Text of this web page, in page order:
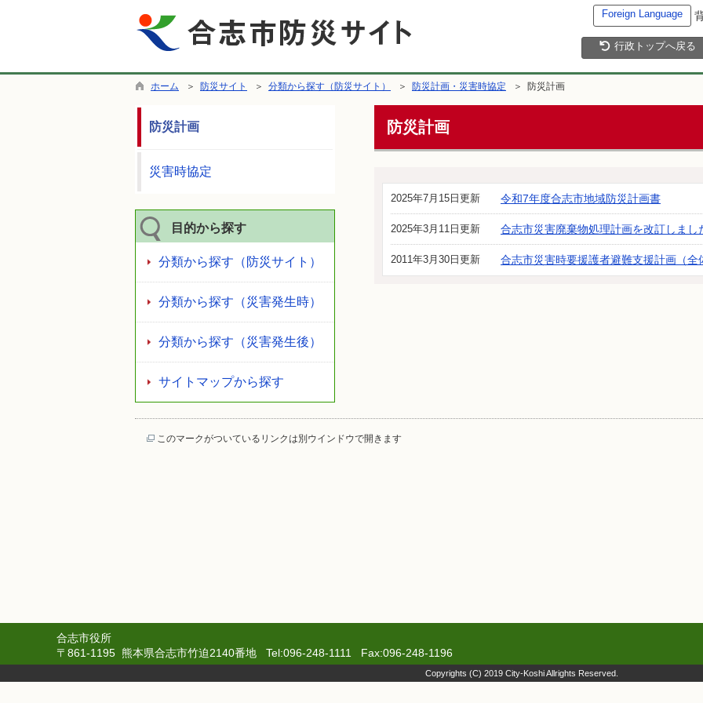
Foreign Language
行政トップへ戻る
ホーム ＞ 防災サイト ＞ 分類から探す（防災サイト） ＞ 防災計画・災害時協定 ＞ 防災計画
防災計画
2025年7月15日更新 令和7年度合志市地域防災計画書
2025年3月11日更新 合志市災害廃棄物処理計画を改訂しまし
2011年3月30日更新 合志市災害時要援護者避難支援計画（全
防災計画
災害時協定
目的から探す
分類から探す（防災サイト）
分類から探す（災害発生時）
分類から探す（災害発生後）
サイトマップから探す
このマークがついているリンクは別ウインドウで開きます
合志市役所
〒861-1195 熊本県合志市竹迫2140番地 Tel:096-248-1111 Fax:096-248-1196
Copyrights (C) 2019 City-Koshi Allrights Reserved.